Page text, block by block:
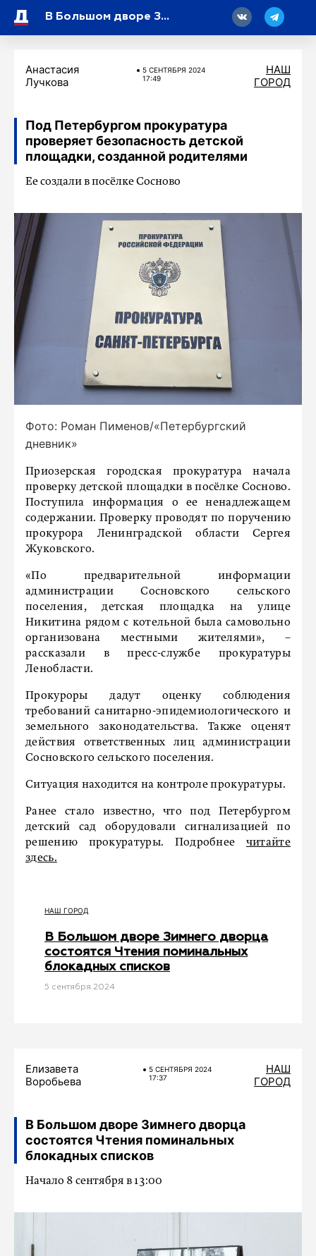
В Большом дворе Зимнего дворца состоятся Чтения поминальных блокадных списков
Анастасия
Лучкова
5 СЕНТЯБРЯ 2024
17:49
НАШ
ГОРОД
Под Петербургом прокуратура
проверяет безопасность детской
площадки, созданной родителями
Ее создали в посёлке Сосново
Фото: Роман Пименов/«Петербургский
дневник»
Приозерская городская прокуратура начала
проверку детской площадки в посёлке Сосново.
Поступила информация о ее ненадлежащем
содержании. Проверку проводят по поручению
прокурора Ленинградской области Сергея
Жуковского.
«По предварительной информации
администрации Сосновского сельского
поселения, детская площадка на улице
Никитина рядом с котельной была самовольно
организована местными жителями», –
рассказали в пресс-службе прокуратуры
Ленобласти.
Прокуроры дадут оценку соблюдения
требований санитарно-эпидемиологического и
земельного законодательства. Также оценят
действия ответственных лиц администрации
Сосновского сельского поселения.
Ситуация находится на контроле прокуратуры.
Ранее стало известно, что под Петербургом
детский сад оборудовали сигнализацией по
решению прокуратуры. Подробнее читайте
здесь.
НАШ ГОРОД
В Большом дворе Зимнего дворца
состоятся Чтения поминальных
блокадных списков
5 сентября 2024
Елизавета
Воробьева
5 СЕНТЯБРЯ 2024
17:37
НАШ
ГОРОД
В Большом дворе Зимнего дворца
состоятся Чтения поминальных
блокадных списков
Начало 8 сентября в 13:00